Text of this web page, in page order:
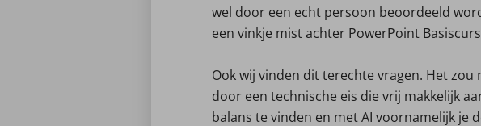
wel door een echt persoon beoordeeld
een vinkje mist achter PowerPoint
Ook wij vinden dit terechte vragen. Het
door een technische eis die vrij makkelijk
balans te vinden en met AI voornamelijk je